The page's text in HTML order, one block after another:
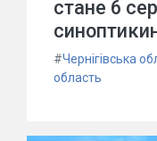
стане 6
#Чернігівська
область